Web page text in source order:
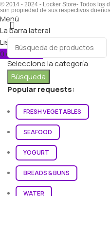
© 2014 - 2024 - Locker Store- Todos los
son propiedad de sus respectivos dueños
Seleccione la categoría
Búsqueda
Popular requests:
FRESH VEGETABLES
SEAFOOD
YOGURT
BREADS & BUNS
WATER
Menú
La barra lateral
Lista de deseos
0 elementosCarro